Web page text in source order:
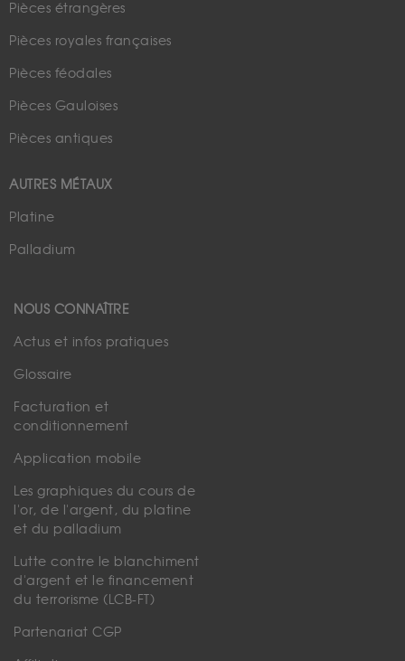
Pièces étrangères
Pièces royales françaises
Pièces féodales
Pièces Gauloises
Pièces antiques
AUTRES MÉTAUX
Platine
Palladium
NOUS CONNAÎTRE
Actus et infos pratiques
Glossaire
Facturation et
conditionnement
Application mobile
Les graphiques du cours de
l'or, de l'argent, du platine
et du palladium
Lutte contre le blanchiment
d'argent et le financement
du terrorisme (LCB-FT)
Partenariat CGP